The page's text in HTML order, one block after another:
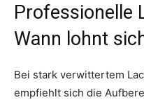
Professionelle
Wann lohnt
Bei stark verwittertem
empfiehlt sich die